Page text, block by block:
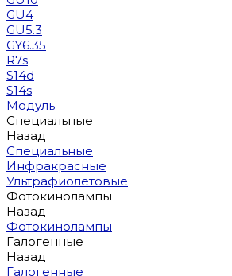
GU4
GU5.3
GY6.35
R7s
S14d
S14s
Модуль
Специальные
Назад
Специальные
Инфракрасные
Ультрафиолетовые
Фотокинолампы
Назад
Фотокинолампы
Галогенные
Назад
Галогенные